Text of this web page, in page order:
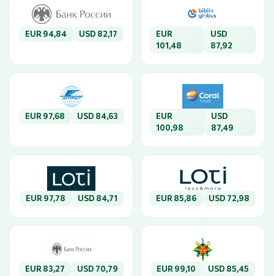
EUR 94,84 USD 82,17
EUR
101,48
USD
87,92
EUR 97,68 USD 84,63
EUR
100,98
USD
87,49
EUR 97,78 USD 84,71 EUR 85,86 USD 72,98
EUR 83,27 USD 70,79 EUR 99,10 USD 85,45